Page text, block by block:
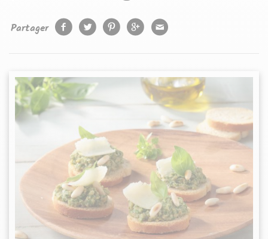
Partager